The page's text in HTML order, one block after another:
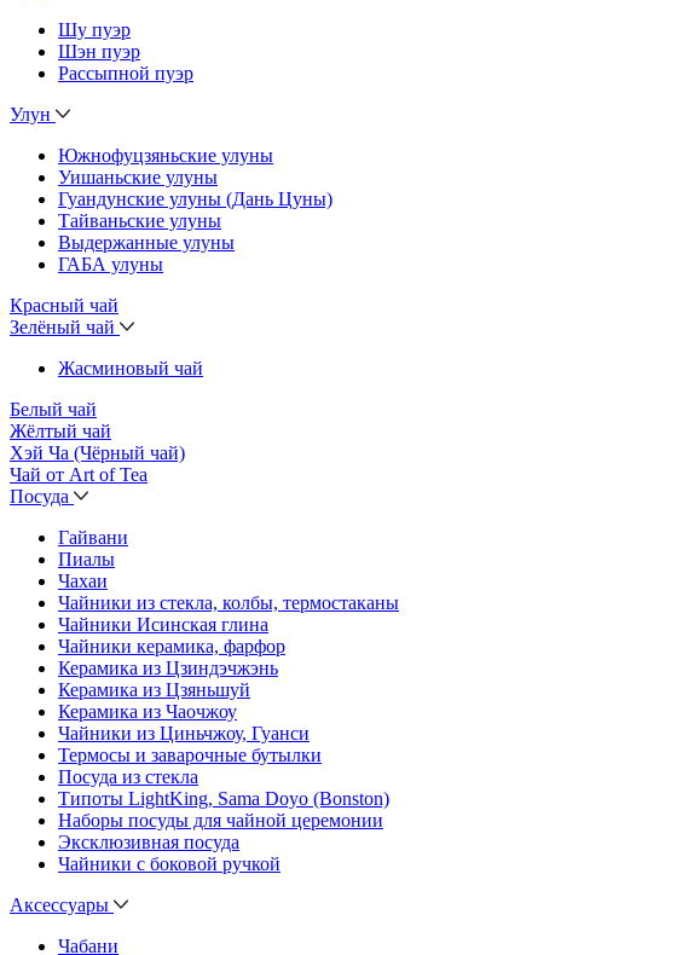
Шу пуэр
Шэн пуэр
Рассыпной пуэр
Улун
Южнофуцзяньские улуны
Уишаньские улуны
Гуандунские улуны (Дань Цуны)
Тайваньские улуны
Выдержанные улуны
ГАБА улуны
Красный чай
Зелёный чай
Жасминовый чай
Белый чай
Жёлтый чай
Хэй Ча (Чёрный чай)
Чай от Art of Tea
Посуда
Гайвани
Пиалы
Чахаи
Чайники из стекла, колбы, термостаканы
Чайники Исинская глина
Чайники керамика, фарфор
Керамика из Цзиндэчжэнь
Керамика из Цзяньшуй
Керамика из Чаочжоу
Чайники из Циньчжоу, Гуанси
Термосы и заварочные бутылки
Посуда из стекла
Типоты LightKing, Sama Doyo (Bonston)
Наборы посуды для чайной церемонии
Эксклюзивная посуда
Чайники с боковой ручкой
Аксессуары
Чабани